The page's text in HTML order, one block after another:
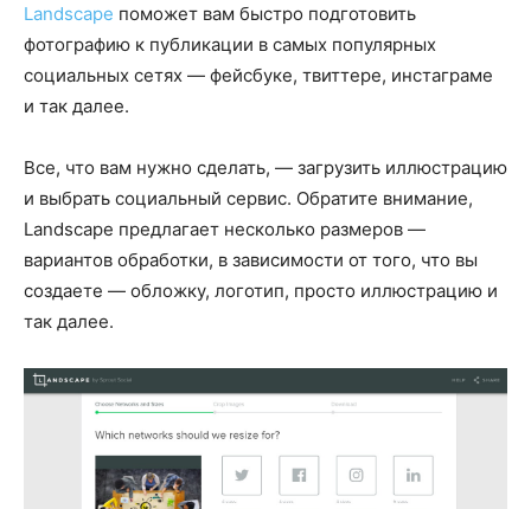
Landscape поможет вам быстро подготовить
фотографию к публикации в самых популярных
социальных сетях — фейсбуке, твиттере, инстаграме
и так далее.
Все, что вам нужно сделать, — загрузить иллюстрацию
и выбрать социальный сервис. Обратите внимание,
Landscape предлагает несколько размеров —
вариантов обработки, в зависимости от того, что вы
создаете — обложку, логотип, просто иллюстрацию и
так далее.